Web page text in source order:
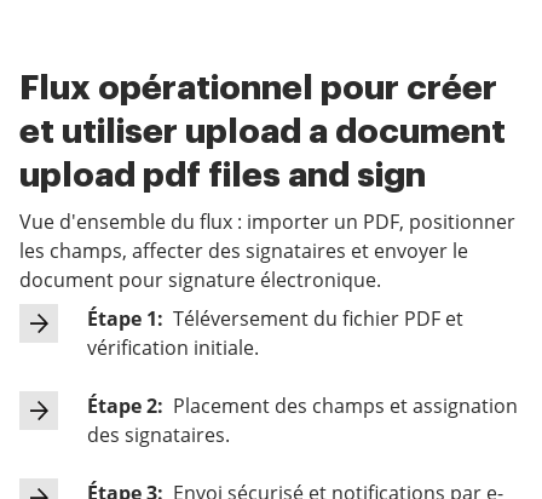
Flux opérationnel pour créer
et utiliser upload a document
upload pdf files and sign
Vue d'ensemble du flux : importer un PDF, positionner
les champs, affecter des signataires et envoyer le
document pour signature électronique.
Étape 1: Téléversement du fichier PDF et
vérification initiale.
Étape 2: Placement des champs et assignation
des signataires.
Étape 3: Envoi sécurisé et notifications par e-